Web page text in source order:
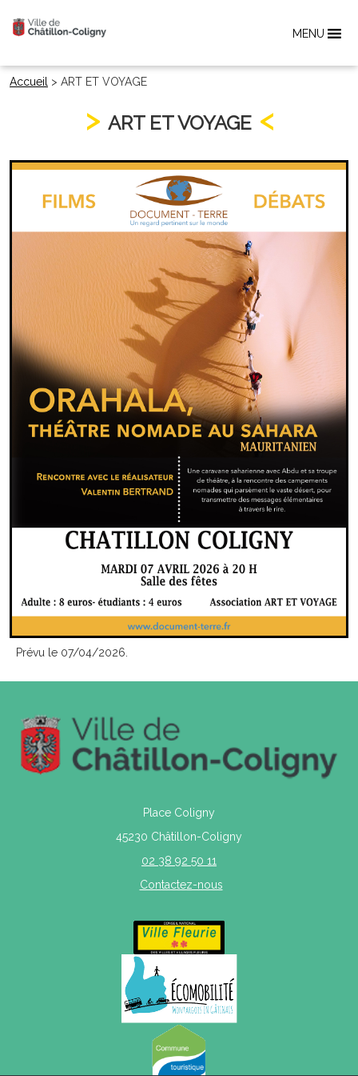
MENU
Accueil > ART ET VOYAGE
ART ET VOYAGE
Prévu le 07/04/2026.
Place Coligny
45230 Châtillon-Coligny
02 38 92 50 11
Contactez-nous